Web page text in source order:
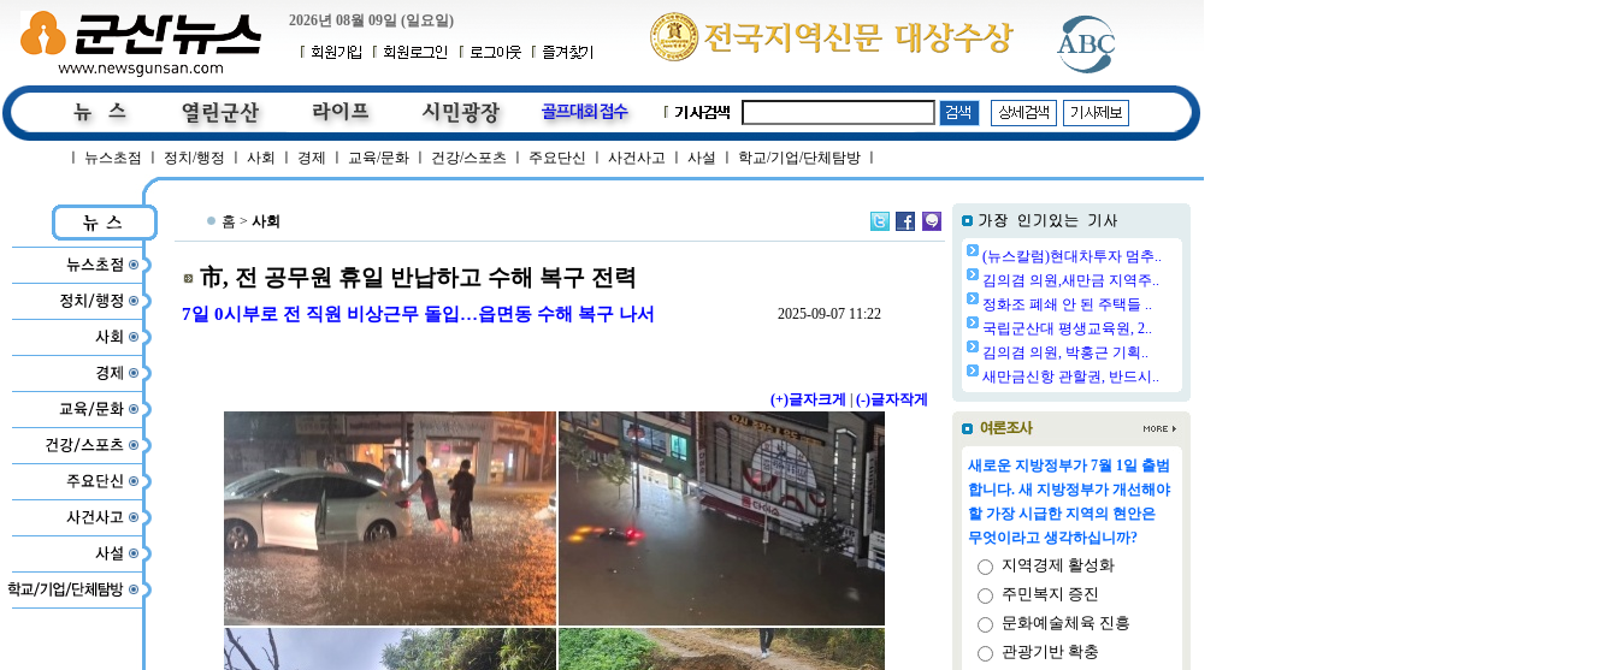
2026년 08월 09일 (일요일)
뉴스초점 정치/행정 사회 경제 교육/문화 건강/스포츠 주요단신 사건사고 사설 학교/기업/단체탐방
홈 > 사회
市, 전 공무원 휴일 반납하고 수해 복구 전력
7일 0시부로 전 직원 비상근무 돌입…읍면동 수해 복구 나서 2025-09-07 11:22
(+)글자크게 (-)글자작게
(뉴스칼럼)현대차투자 멈추..
김의겸 의원,새만금 지역주..
정화조 폐쇄 안 된 주택들 ..
국립군산대 평생교육원, 2..
김의겸 의원, 박홍근 기획..
새만금신항 관할권, 반드시..
새로운 지방정부가 7월 1일 출범
합니다. 새 지방정부가 개선해야
할 가장 시급한 지역의 현안은
무엇이라고 생각하십니까?
지역경제 활성화
주민복지 증진
문화예술체육 진흥
관광기반 확충